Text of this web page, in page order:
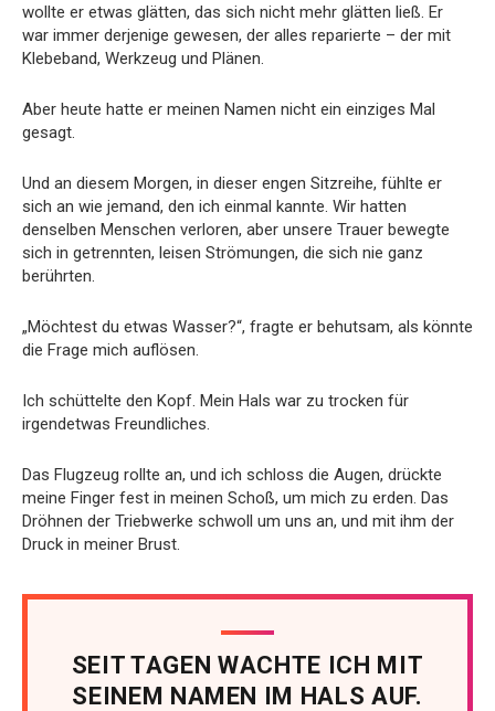
wollte er etwas glätten, das sich nicht mehr glätten ließ. Er
war immer derjenige gewesen, der alles reparierte – der mit
Klebeband, Werkzeug und Plänen.
Aber heute hatte er meinen Namen nicht ein einziges Mal
gesagt.
Und an diesem Morgen, in dieser engen Sitzreihe, fühlte er
sich an wie jemand, den ich einmal kannte. Wir hatten
denselben Menschen verloren, aber unsere Trauer bewegte
sich in getrennten, leisen Strömungen, die sich nie ganz
berührten.
„Möchtest du etwas Wasser?“, fragte er behutsam, als könnte
die Frage mich auflösen.
Ich schüttelte den Kopf. Mein Hals war zu trocken für
irgendetwas Freundliches.
Das Flugzeug rollte an, und ich schloss die Augen, drückte
meine Finger fest in meinen Schoß, um mich zu erden. Das
Dröhnen der Triebwerke schwoll um uns an, und mit ihm der
Druck in meiner Brust.
SEIT TAGEN WACHTE ICH MIT
SEINEM NAMEN IM HALS AUF.